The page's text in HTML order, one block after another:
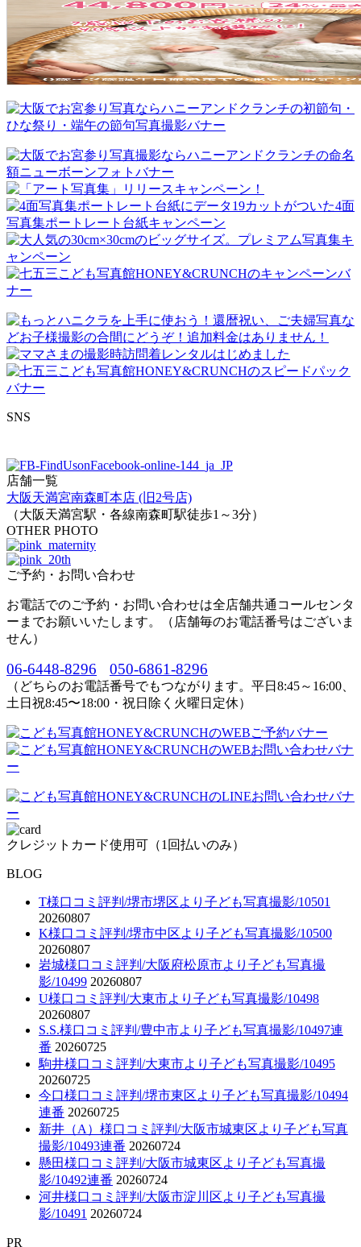
SNS
店舗一覧
大阪天満宮南森町本店 (旧2号店)
（大阪天満宮駅・各線南森町駅徒歩1～3分）
OTHER PHOTO
ご予約・お問い合わせ
お電話でのご予約・お問い合わせは全店舗共通コールセンタ
ーまでお願いいたします。（店舗毎のお電話番号はございま
せん）
06-6448-8296 050-6861-8296
（どちらのお電話番号でもつながります。平日8:45～16:00、
土日祝8:45〜18:00・祝日除く火曜日定休）
クレジットカード使用可（1回払いのみ）
BLOG
T様口コミ評判/堺市堺区より子ども写真撮影/10501
20260807
K様口コミ評判/堺市中区より子ども写真撮影/10500
20260807
岩城様口コミ評判/大阪府松原市より子ども写真撮
影/10499 20260807
U様口コミ評判/大東市より子ども写真撮影/10498
20260807
S.S.様口コミ評判/豊中市より子ども写真撮影/10497連
番 20260725
駒井様口コミ評判/大東市より子ども写真撮影/10495
20260725
今口様口コミ評判/堺市東区より子ども写真撮影/10494
連番 20260725
新井（A）様口コミ評判/大阪市城東区より子ども写真
撮影/10493連番 20260724
懸田様口コミ評判/大阪市城東区より子ども写真撮
影/10492連番 20260724
河井様口コミ評判/大阪市淀川区より子ども写真撮
影/10491 20260724
PR